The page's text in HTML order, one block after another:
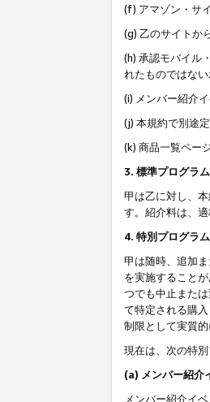
(f) アマゾン・サ
(g) 乙のサイトか
(h) 承認モバイル
れたものではな
(i) メンバー紹介
(j) 本規約で別途
(k) 商品一覧ペー
3. 標準プログラ
甲は乙に対し、
す。紹介料は、
4. 特別プログラ
甲は随時、追加
を実施すること
つでも中止また
て特定される購
制限として実質的
現在は、次の特
(a) メンバー紹介
メンバー紹介イベ